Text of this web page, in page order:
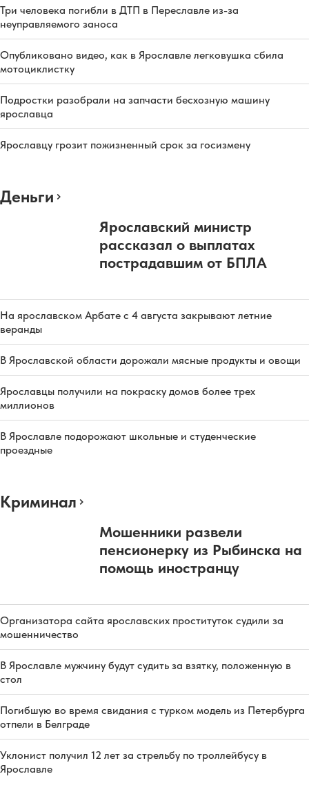
Три человека погибли в ДТП в Переславле из-за
неуправляемого заноса
Опубликовано видео, как в Ярославле легковушка сбила
мотоциклистку
Подростки разобрали на запчасти бесхозную машину
ярославца
Ярославцу грозит пожизненный срок за госизмену
Деньги
Ярославский министр
рассказал о выплатах
пострадавшим от БПЛА
На ярославском Арбате с 4 августа закрывают летние
веранды
В Ярославской области дорожали мясные продукты и овощи
Ярославцы получили на покраску домов более трех
миллионов
В Ярославле подорожают школьные и студенческие
проездные
Криминал
Мошенники развели
пенсионерку из Рыбинска на
помощь иностранцу
Организатора сайта ярославских проституток судили за
мошенничество
В Ярославле мужчину будут судить за взятку, положенную в
стол
Погибшую во время свидания с турком модель из Петербурга
отпели в Белграде
Уклонист получил 12 лет за стрельбу по троллейбусу в
Ярославле